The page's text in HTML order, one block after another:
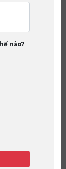
nào?